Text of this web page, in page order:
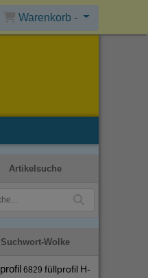
Warenkorb -
Artikelsuche
Suchwort-Wolke
6829 füllprofil H-